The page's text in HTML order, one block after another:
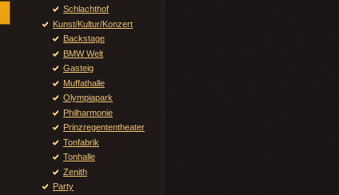
Schlachthof
Kunst/Kultur/Konzert
Backstage
BMW Welt
Gasteig
Muffathalle
Olympiapark
Philharmonie
Prinzregententheater
Tonfabrik
Tonhalle
Zenith
Party